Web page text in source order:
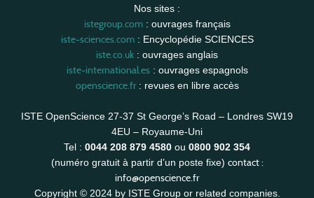
Nos sites :
istegroup.com: ouvrages français
iste-sciences.com: Encyclopédie SCIENCES
iste.co.uk : ouvrages anglais
iste-international.es: ouvrages espagnols
openscience.fr: revues en libre accès
ISTE OpenScience 27-37 St George’s Road – Londres SW19
4EU – Royaume-Uni
Tel : 0044 208 879 4580 ou 0800 902 354
(numéro gratuit à partir d’un poste fixe) contact :
info@openscience.fr
Copyright © 2024 by ISTE Group or related companies.